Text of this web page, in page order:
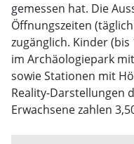
gemessen hat. Die
Öffnungszeiten
zugänglich. Kinder
im Archäologiepark
sowie Stationen mit
Reality-Darstellungen
Erwachsene zahlen